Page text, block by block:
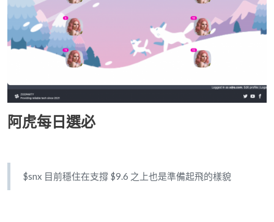
阿虎每日選必
$snx 目前穩住在支撐 $9.6 之上也是準備起飛的樣貌